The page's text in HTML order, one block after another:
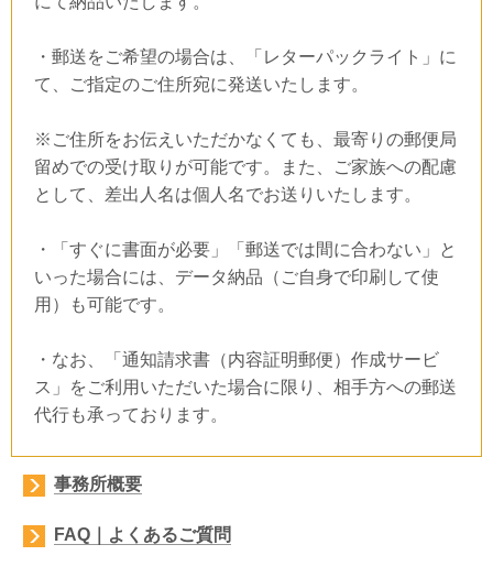
・郵送をご希望の場合は、「レターパックライト」に
て、ご指定のご住所宛に発送いたします。
※ご住所をお伝えいただかなくても、最寄りの郵便局
留めでの受け取りが可能です。また、ご家族への配慮
として、差出人名は個人名でお送りいたします。
・「すぐに書面が必要」「郵送では間に合わない」と
いった場合には、データ納品（ご自身で印刷して使
用）も可能です。
・なお、「通知請求書（内容証明郵便）作成サービ
ス」をご利用いただいた場合に限り、相手方への郵送
代行も承っております。
事務所概要
FAQ｜よくあるご質問